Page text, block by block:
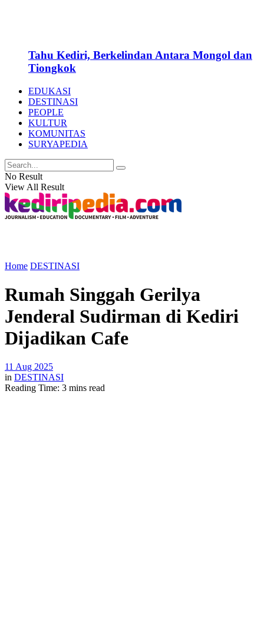
Tahu Kediri, Berkelindan Antara Mongol dan
Tiongkok
EDUKASI
DESTINASI
PEOPLE
KULTUR
KOMUNITAS
SURYAPEDIA
No Result
View All Result
Home DESTINASI
Rumah Singgah Gerilya
Jenderal Sudirman di Kediri
Dijadikan Cafe
11 Aug 2025
in DESTINASI
Reading Time: 3 mins read